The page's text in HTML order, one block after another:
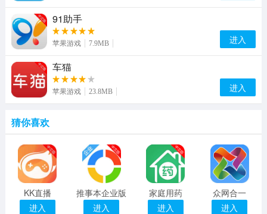
91助手
苹果游戏 7.9MB 进入
车猫
苹果游戏 23.8MB 进入
猜你喜欢
KK直播
进入
推事本企业版
进入
家庭用药
进入
众网合一
进入